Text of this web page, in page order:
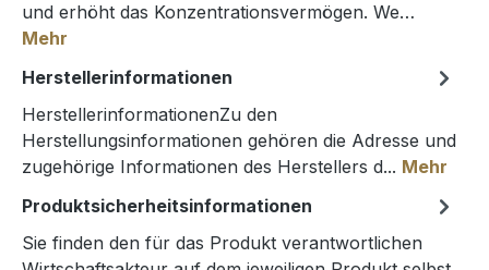
und erhöht das Konzentrationsvermögen. We…
Mehr
Herstellerinformationen
HerstellerinformationenZu den
Herstellungsinformationen gehören die Adresse und
zugehörige Informationen des Herstellers d... Mehr
Produktsicherheitsinformationen
Sie finden den für das Produkt verantwortlichen